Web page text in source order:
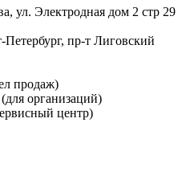
ул. Электродная дом 2 стр 29
пр-т Лиговский
продаж)
(для организаций)
центр)